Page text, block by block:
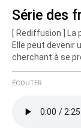
Courriel (non
Ajoutez
Série des
[ Rediffusion ]
Elle peut devenir
cherchant à se
ÉCOUTER